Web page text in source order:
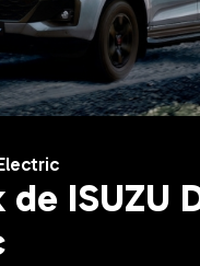
ISUZU